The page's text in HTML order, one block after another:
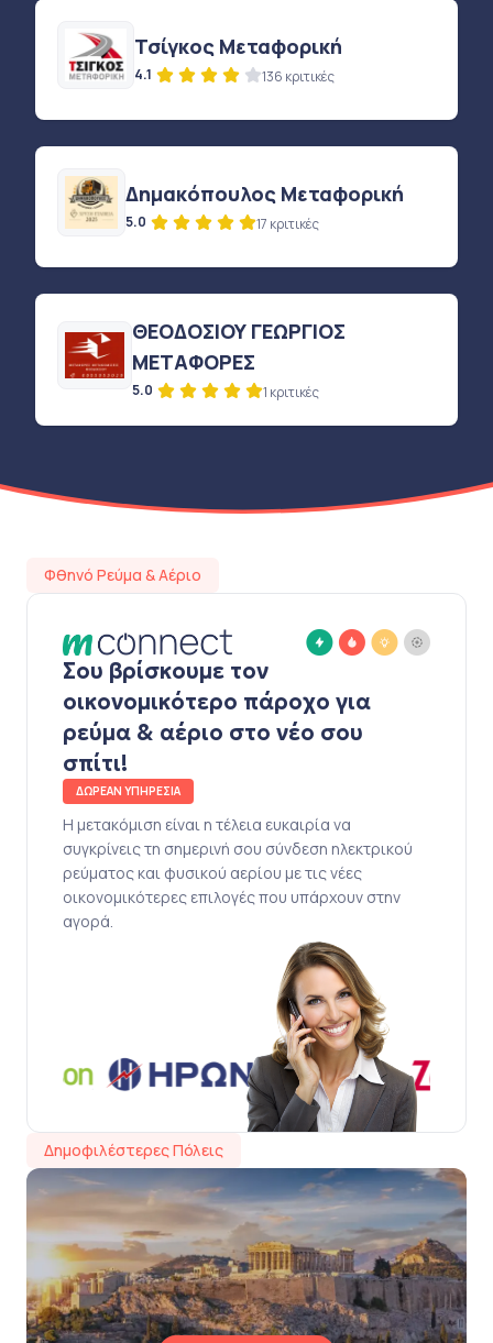
Τσίγκος Μεταφορική
4.1 136 κριτικές
Δημακόπουλος Μεταφορική
5.0 17 κριτικές
ΘΕΟΔΟΣΙΟΥ ΓΕΩΡΓΙΟΣ
ΜΕΤΑΦΟΡΕΣ
5.0 1 κριτικές
Φθηνό Ρεύμα & Αέριο
Σου βρίσκουμε τον
οικονομικότερο πάροχο για
ρεύμα & αέριο στο νέο σου
σπίτι!
ΔΩΡΕΑΝ ΥΠΗΡΕΣΙΑ
Η μετακόμιση είναι η τέλεια ευκαιρία να
συγκρίνεις τη σημερινή σου σύνδεση ηλεκτρικού
ρεύματος και φυσικού αερίου με τις νέες
οικονομικότερες επιλογές που υπάρχουν στην
αγορά.
Δημοφιλέστερες Πόλεις